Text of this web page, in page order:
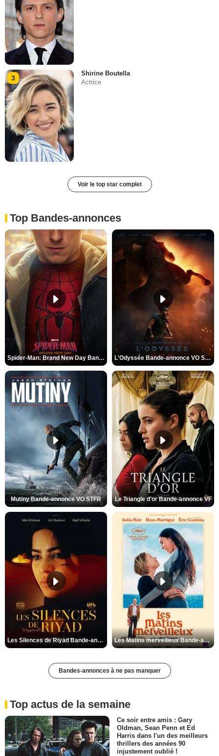
3
Shirine Boutella
Actrice
Voir le top star complet
Top Bandes-annonces
Spider-Man: Brand New Day Bande-annonce VO STFR L'Odyssée Bande-annonce VO STFR
Mutiny Bande-annonce VO STFR Le Triangle d'or Bande-annonce VF
Les Silences de Riyad Bande-annonce VO STFR Les Matins merveilleux Bande-annonce VF
Bandes-annonces à ne pas manquer
Top actus de la semaine
Ce soir entre amis : Gary
Oldman, Sean Penn et Ed
Harris dans l'un des meilleurs
thrillers des années 90
injustement oublié !